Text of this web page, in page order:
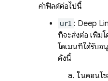
ค่าฟิลด์ต่อไปนี้
url : Deep
ที่จะส่งต่อ เพิ่มโ
โดเมนที่ได้รับอ
ดังนี้
ในคอนโ